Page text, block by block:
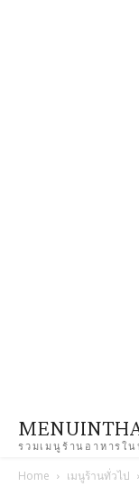
รวมเมนูร้านอาหารใน
Home เมนูร้านทั่วไป